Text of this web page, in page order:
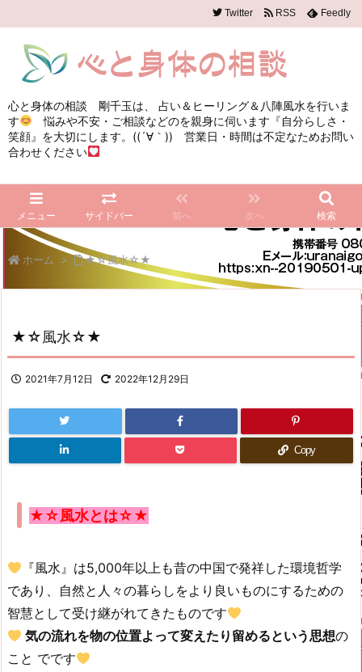
心と身体の相談 剛千玉は、 占い＆ヒーリング＆八陣風水を行いま
す
悩みや不安・ご相談などのを親身に伺います『自分らしさ・
笑顔』を大切にします。((´∀｀)) 営業日・時間は不定なためお問い
合わせください
メニュー サイドバー 前へ 次へ 検索
Twitter RSS Feedly
ホーム > ★☆風水☆★
★☆風水☆★
2021年7月12日 2022年12月29日
Copy
★☆風水とは☆★
『風水』は5,000年以上も昔の中国で発祥した環境哲学
であり、自然と人々の暮らしをより良いものにするための
智慧として受け継がれてきたものです
気の流れを物の位置よって変えたり留めるという思想の
こと でです